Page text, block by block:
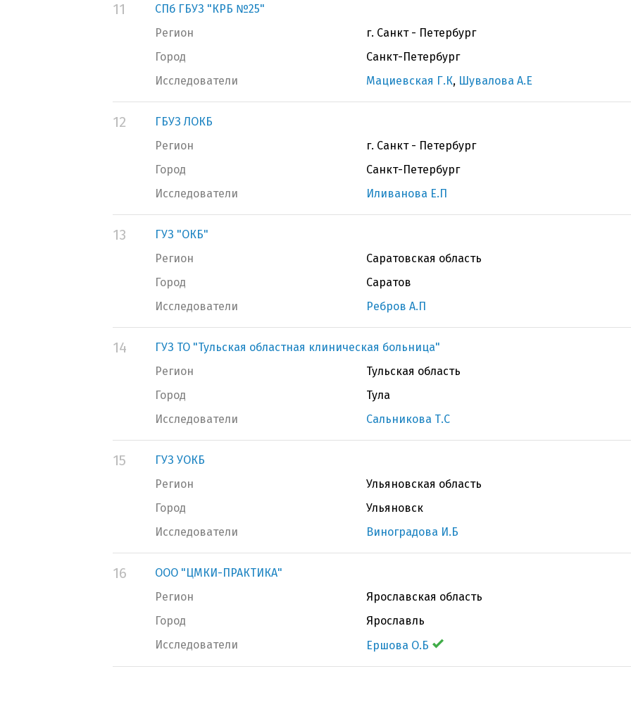
11
СПб ГБУЗ "КРБ №25"
Регион
г. Санкт - Петербург
Город
Санкт-Петербург
Исследователи
Мациевская Г.К, Шувалова А.Е
12
ГБУЗ ЛОКБ
Регион
г. Санкт - Петербург
Город
Санкт-Петербург
Исследователи
Иливанова Е.П
13
ГУЗ "ОКБ"
Регион
Саратовская область
Город
Саратов
Исследователи
Ребров А.П
14
ГУЗ ТО "Тульская областная клиническая больница"
Регион
Тульская область
Город
Тула
Исследователи
Сальникова Т.С
15
ГУЗ УОКБ
Регион
Ульяновская область
Город
Ульяновск
Исследователи
Виноградова И.Б
16
ООО "ЦМКИ-ПРАКТИКА"
Регион
Ярославская область
Город
Ярославль
Исследователи
Ершова О.Б